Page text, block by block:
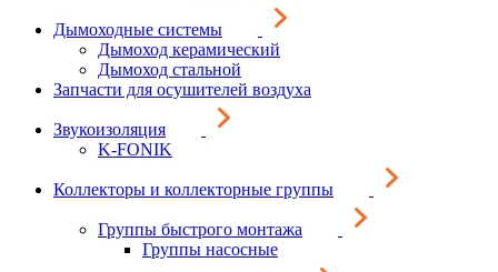
Дымоходные системы
Дымоход керамический
Дымоход стальной
Запчасти для осушителей воздуха
Звукоизоляция
K-FONIK
Коллекторы и коллекторные группы
Группы быстрого монтажа
Группы насосные